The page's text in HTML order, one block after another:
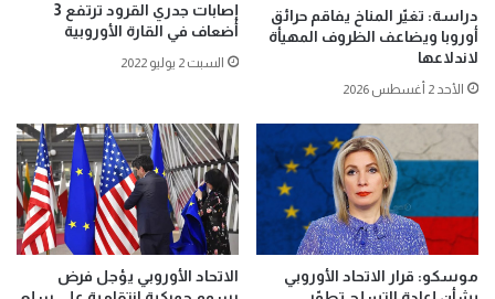
‏دراسة: تغيّر المناخ يفاقم حرائق
أوروبا ويضاعف الظروف المهيأة
لاندلاعها
الأحد 2 أغسطس 2026
إصابات جدري القرود ترتفع 3
أضعاف في القارة الأوروبية
السبت 2 يوليو 2022
موسكو: قرار الاتحاد الأوروبي
الاتحاد الأوروبي يؤجل فرض